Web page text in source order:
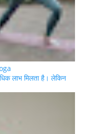
लाभ मिलता है। लेकिन